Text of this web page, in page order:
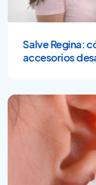
Salve Regina:
accesorios